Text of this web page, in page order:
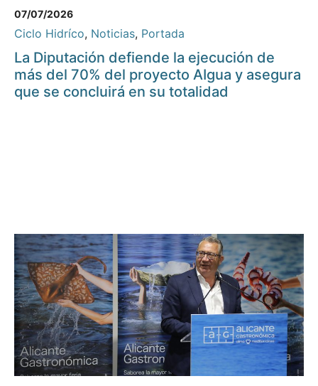
07/07/2026
Ciclo Hidríco, Noticias, Portada
La Diputación defiende la ejecución de
más del 70% del proyecto AIgua y asegura
que se concluirá en su totalidad